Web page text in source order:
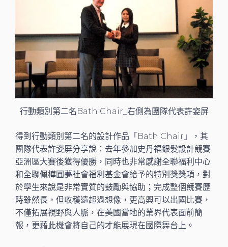
行動類別第二名Bath Chair_右側為團隊代表許姿屏
得到行動類別第二名的設計作品「Bath Chair」，其
團隊代表許姿屏分享說：去年參加史丹福銀髮設計競賽
亞洲區大賽後獲得優勝，同時也非常感謝全聯福利中心
和全聯佩樺圓夢社會福利基金會給予的特別獎獎項，對
於學生來說是非常實質的鼓勵與協助；完成整個競賽歷
時雖然長，但收穫遠超過想像，更高興可以出國比賽，
不僅拓展視野與人脈，在美國當地的業界代表面前簡
報，更藉此機會將自己的才能展現在國際舞台上。